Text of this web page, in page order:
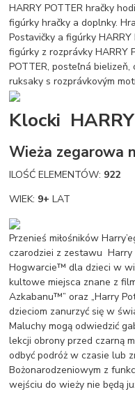
HARRY POTTER hračky
figúrky hračky a doplnky.
Postavičky a figúrky
figúrky z rozprávky HARRY
POTTER, posteľná
ruksaky s rozprávkovým
Klocki
Wieża zegarowa
ILOŚĆ ELEMENTÓW: 922
WIEK: 9+ LAT
Przenieś miłośników
czarodziei z zestawu
Hogwarcie™ dla dzieci w
kultowe miejsca znane z
Azkabanu™” oraz „Harry
dzieciom zanurzyć się w
Maluchy mogą odwiedzić
lekcji obrony przed czarną
odbyć podróż w czasie lub
Bożonarodzeniowym z
wejściu do wieży nie będą